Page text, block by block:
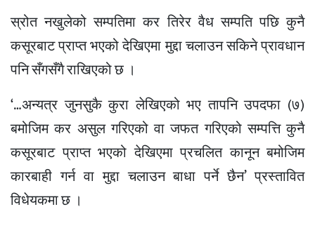
स्रोत नखुलेको सम्पतिमा कर तिरेर वैध सम्पति पछि कुनै
कसूरबाट प्राप्त भएको देखिएमा मुद्दा चलाउन सकिने प्रावधान
पनि सँगसँगै राखिएको छ ।
‘…अन्यत्र जुनसुकै कुरा लेखिएको भए तापनि उपदफा (७)
बमोजिम कर असुल गरिएको वा जफत गरिएको सम्पत्ति कुनै
कसूरबाट प्राप्त भएको देखिएमा प्रचलित कानून बमोजिम
कारबाही गर्न वा मुद्दा चलाउन बाधा पर्ने छैन’ प्रस्तावित
विधेयकमा छ ।